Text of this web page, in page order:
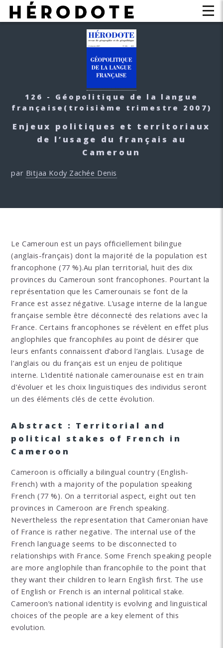
126 - Géopolitique de la langue
française (troisième trimestre 2007)
Enjeux politiques et territoriaux
de l’usage du français au
Cameroun
par Bitjaa Kody Zachée Denis
Le Cameroun est un pays officiellement bilingue
(anglais-français) dont la majorité de la population est
francophone (77 %).Au plan territorial, huit des dix
provinces du Cameroun sont francophones. Pourtant la
représentation que les Camerounais se font de la
France est assez négative. L’usage interne de la langue
française semble être déconnecté des relations avec la
France. Certains francophones se révèlent en effet plus
anglophiles que francophiles au point de désirer que
leurs enfants connaissent d’abord l’anglais. L’usage de
l’anglais ou du français est un enjeu de politique
interne. L’identité nationale camerounaise est en train
d’évoluer et les choix linguistiques des individus seront
un des éléments clés de cette évolution.
Abstract : Territorial and
political stakes of French in
Cameroon
Cameroon is officially a bilingual country (English-
French) with a majority of the population speaking
French (77 %). On a territorial aspect, eight out ten
provinces in Cameroon are French speaking.
Nevertheless the representation that Cameronian have
of France is rather negative. The internal use of the
French language seems to be disconnected to
relationships with France. Some French speaking people
are more anglophile than francophile to the point that
they want their children to learn English first. The use
of English or French is an internal political stake.
Cameroon’s national identity is evolving and linguistical
choices of the people are a key element of this
evolution.